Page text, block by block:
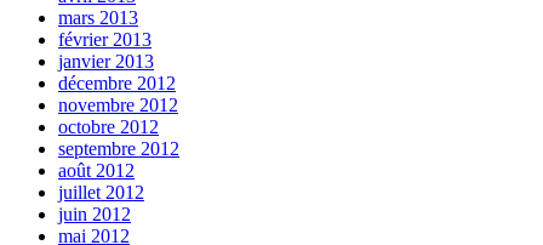
mars 2013
février 2013
janvier 2013
décembre 2012
novembre 2012
octobre 2012
septembre 2012
août 2012
juillet 2012
juin 2012
mai 2012